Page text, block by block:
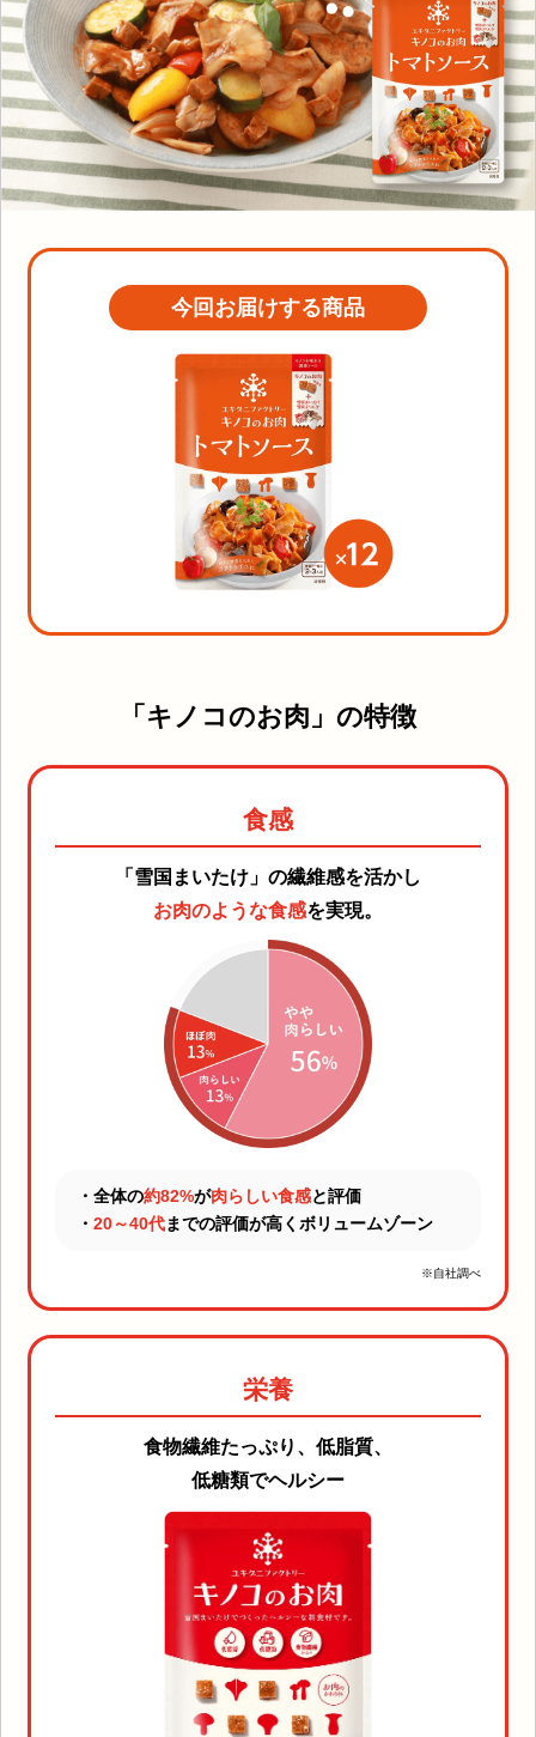
今回お届けする商品
「キノコのお肉」の特徴
食感
「雪国まいたけ」の繊維感を活かし
お肉のような食感を実現。
・全体の約82%が肉らしい食感と評価
・20～40代までの評価が高くボリュームゾーン
※自社調べ
栄養
食物繊維たっぷり、低脂質、
低糖類でヘルシー